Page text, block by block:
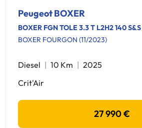
Peugeot BOXER
BOXER FGN TOLE 3.3 T L2H2 140
BOXER FOURGON (11/2023)
Diesel 10 Km
2025
Crit'Air
27 990 €